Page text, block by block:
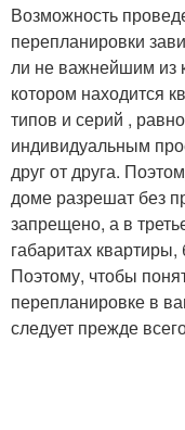
Возможность
перепланировки
ли не важнейшим из
котором находится
типов и серий ,
индивидуальным
друг от друга.
доме разрешат без
запрещено, а в
габаритах
Поэтому, чтобы
перепланировке в
следует прежде